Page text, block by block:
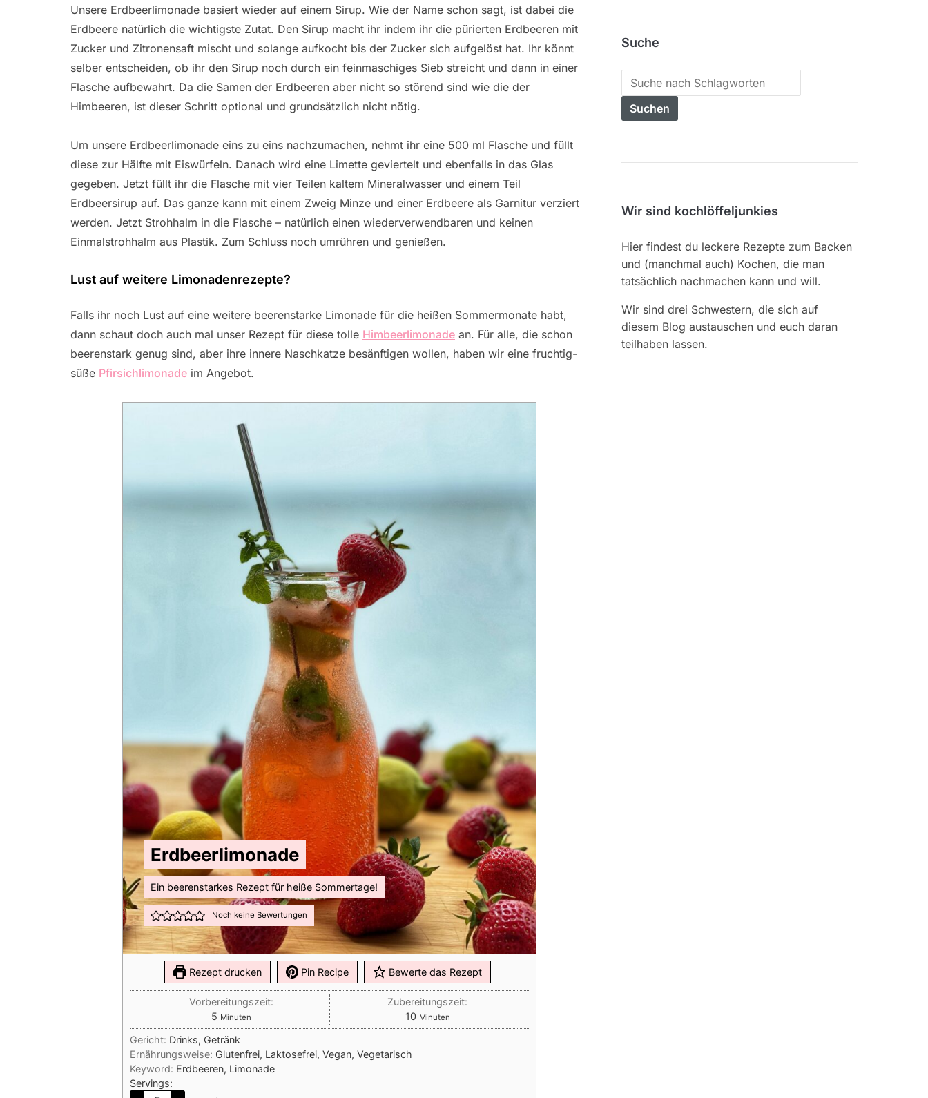
Unsere Erdbeerlimonade basiert wieder auf einem Sirup. Wie der Name schon sagt, ist dabei die
Erdbeere natürlich die wichtigste Zutat. Den Sirup macht ihr indem ihr die pürierten Erdbeeren mit
Zucker und Zitronensaft mischt und solange aufkocht bis der Zucker sich aufgelöst hat. Ihr könnt
selber entscheiden, ob ihr den Sirup noch durch ein feinmaschiges Sieb streicht und dann in einer
Flasche aufbewahrt. Da die Samen der Erdbeeren aber nicht so störend sind wie die der
Himbeeren, ist dieser Schritt optional und grundsätzlich nicht nötig.
Um unsere Erdbeerlimonade eins zu eins nachzumachen, nehmt ihr eine 500 ml Flasche und füllt
diese zur Hälfte mit Eiswürfeln. Danach wird eine Limette geviertelt und ebenfalls in das Glas
gegeben. Jetzt füllt ihr die Flasche mit vier Teilen kaltem Mineralwasser und einem Teil
Erdbeersirup auf. Das ganze kann mit einem Zweig Minze und einer Erdbeere als Garnitur verziert
werden. Jetzt Strohhalm in die Flasche – natürlich einen wiederverwendbaren und keinen
Einmalstrohhalm aus Plastik. Zum Schluss noch umrühren und genießen.
Lust auf weitere Limonadenrezepte?
Falls ihr noch Lust auf eine weitere beerenstarke Limonade für die heißen Sommermonate habt,
dann schaut doch auch mal unser Rezept für diese tolle Himbeerlimonade an. Für alle, die schon
beerenstark genug sind, aber ihre innere Naschkatze besänftigen wollen, haben wir eine fruchtig-
süße Pfirsichlimonade im Angebot.
Erdbeerlimonade
Ein beerenstarkes Rezept für heiße Sommertage!
Noch keine Bewertungen
Rezept drucken Pin Recipe Bewerte das Rezept
Vorbereitungszeit:
5Minuten
Minuten
Zubereitungszeit:
10Minuten
Minuten
Gericht: Drinks, Getränk
Ernährungsweise: Glutenfrei, Laktosefrei, Vegan, Vegetarisch
Keyword: Erdbeeren, Limonade
Servings:
Suche
Search
for:
Wir sind kochlöffeljunkies
Hier findest du leckere Rezepte zum Backen
und (manchmal auch) Kochen, die man
tatsächlich nachmachen kann und will.
Wir sind drei Schwestern, die sich auf
diesem Blog austauschen und euch daran
teilhaben lassen.